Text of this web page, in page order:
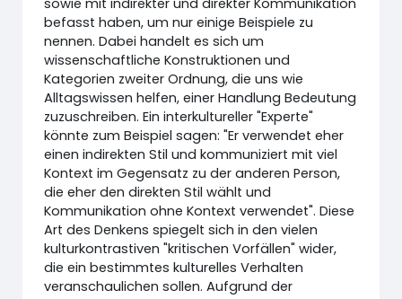
sowie mit indirekter und direkter Kommunikation
befasst haben, um nur einige Beispiele zu
nennen. Dabei handelt es sich um
wissenschaftliche Konstruktionen und
Kategorien zweiter Ordnung, die uns wie
Alltagswissen helfen, einer Handlung Bedeutung
zuzuschreiben. Ein interkultureller "Experte"
könnte zum Beispiel sagen: "Er verwendet eher
einen indirekten Stil und kommuniziert mit viel
Kontext im Gegensatz zu der anderen Person,
die eher den direkten Stil wählt und
Kommunikation ohne Kontext verwendet". Diese
Art des Denkens spiegelt sich in den vielen
kulturkontrastiven "kritischen Vorfällen" wider,
die ein bestimmtes kulturelles Verhalten
veranschaulichen sollen. Aufgrund der